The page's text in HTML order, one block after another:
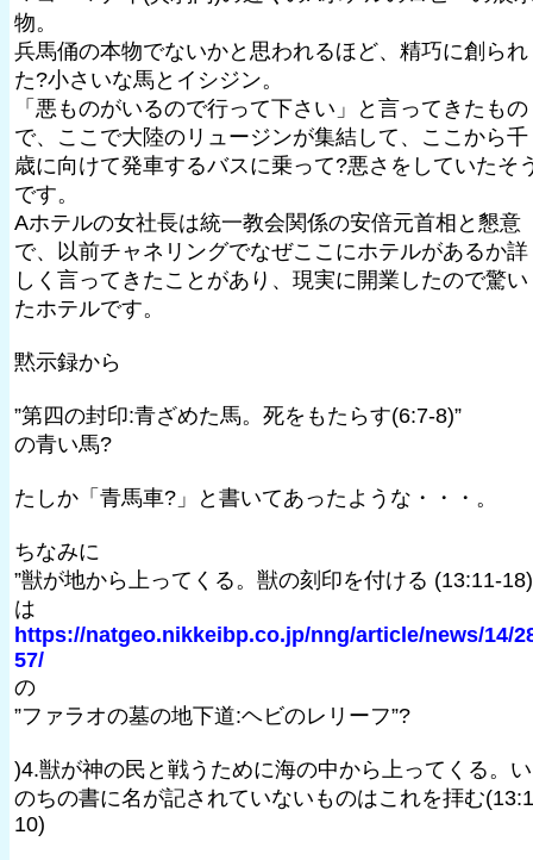
物。
兵馬俑の本物でないかと思われるほど、精巧に創られ
た?小さいな馬とイシジン。
「悪ものがいるので行って下さい」と言ってきたもの
で、ここで大陸のリュージンが集結して、ここから千
歳に向けて発車するバスに乗って?悪さをしていたそ
です。
Aホテルの女社長は統一教会関係の安倍元首相と懇意
で、以前チャネリングでなぜここにホテルがあるか詳
しく言ってきたことがあり、現実に開業したので驚い
たホテルです。
黙示録から
”第四の封印:青ざめた馬。死をもたらす(6:7-8)”
の青い馬?
たしか「青馬車?」と書いてあったような・・・。
ちなみに
”獣が地から上ってくる。獣の刻印を付ける (13:11-18)
は
https://natgeo.nikkeibp.co.jp/nng/article/news/14/
57/
の
”ファラオの墓の地下道:ヘビのレリーフ”?
)4.獣が神の民と戦うために海の中から上ってくる。い
のちの書に名が記されていないものはこれを拝む
10)